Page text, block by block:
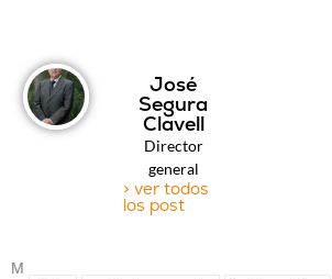
José
Segura
Clavell
Director
general
> ver todos
los post
M